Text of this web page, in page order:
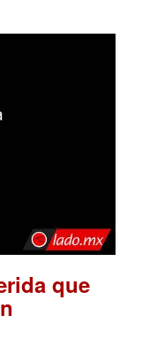
que